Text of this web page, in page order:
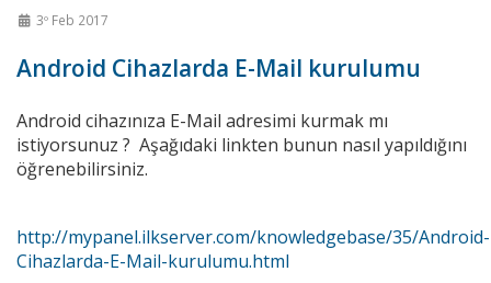
3º Feb 2017
Android Cihazlarda E-Mail kurulumu
Android cihazınıza E-Mail adresimi kurmak mı
istiyorsunuz ? Aşağıdaki linkten bunun nasıl yapıldığını
öğrenebilirsiniz.
http://mypanel.ilkserver.com/knowledgebase/35/Android-
Cihazlarda-E-Mail-kurulumu.html